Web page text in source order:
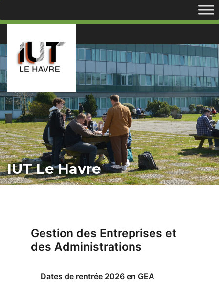
IUT Le Havre
Gestion des Entreprises et
des Administrations
Dates de rentrée 2026 en GEA